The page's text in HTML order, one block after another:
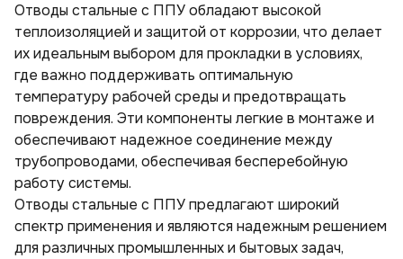
Отводы стальные с ППУ обладают высокой
теплоизоляцией и защитой от коррозии, что делает
их идеальным выбором для прокладки в условиях,
где важно поддерживать оптимальную
температуру рабочей среды и предотвращать
повреждения. Эти компоненты легкие в монтаже и
обеспечивают надежное соединение между
трубопроводами, обеспечивая бесперебойную
работу системы.
Отводы стальные с ППУ предлагают широкий
спектр применения и являются надежным решением
для различных промышленных и бытовых задач,